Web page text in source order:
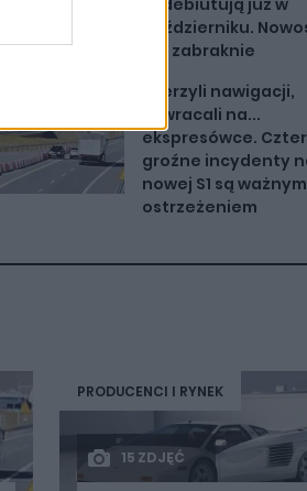
zadebiutują już w
październiku.
nie zabraknie
Wierzyli nawigacji,
zawracali na...
ekspresówce.
groźne incydenty
nowej S1 są ważnym
ostrzeżeniem
PRODUCENCI I RYNEK
15 ZDJĘĆ